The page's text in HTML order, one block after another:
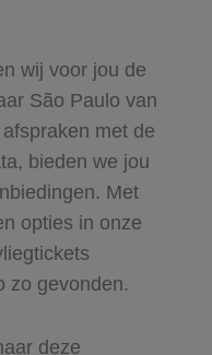
wij voor jou de
São Paulo van
met de
bieden we jou
Met
opties in onze
zo gevonden.
deze